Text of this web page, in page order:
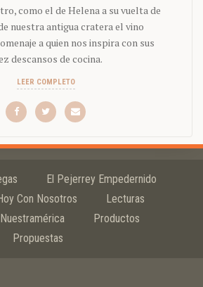
como el de Helena a su vuelta de
nuestra antigua cratera el vino
a quien nos inspira con sus
descansos de cocina.
LEER COMPLETO
El Pejerrey Empedernido
Con Nosotros
Lecturas
Nuestramérica
Productos
Propuestas